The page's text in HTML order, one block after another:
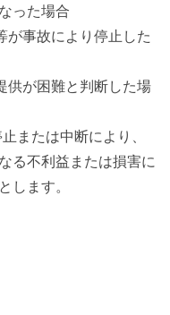
った場合
が事故により停止した
供が困難と判断した場
または中断により、
る不利益または損害に
します。